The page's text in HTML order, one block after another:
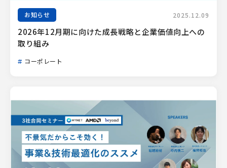
お知らせ 2025.12.09
2026年12月期に向けた成長戦略と企業価値向上への
取り組み
コーポレート